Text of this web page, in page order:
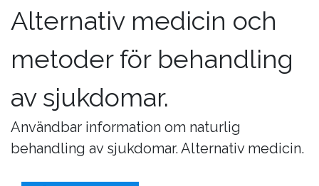
Alternativ medicin och
metoder för behandling
av sjukdomar.
Användbar information om naturlig
behandling av sjukdomar. Alternativ medicin.